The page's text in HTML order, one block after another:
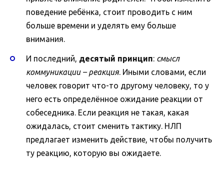
поведение ребёнка, стоит проводить с ним
больше времени и уделять ему больше
внимания.
И последний, десятый принцип: смысл
коммуникации – реакция. Иными словами, если
человек говорит что-то другому человеку, то у
него есть определённое ожидание реакции от
собеседника. Если реакция не такая, какая
ожидалась, стоит сменить тактику. НЛП
предлагает изменить действие, чтобы получить
ту реакцию, которую вы ожидаете.